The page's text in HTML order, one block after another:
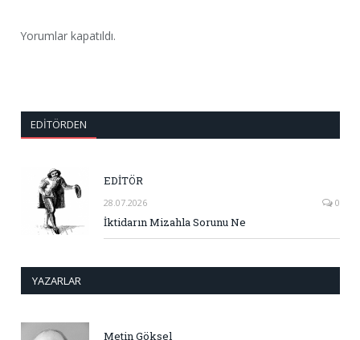
Yorumlar kapatıldı.
EDITÖRDEN
EDİTÖR
28.07.2026 0
İktidarın Mizahla Sorunu Ne
YAZARLAR
Metin Göksel